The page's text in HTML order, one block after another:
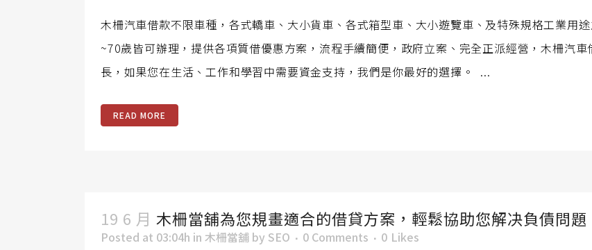
木柵汽車借款不限車種，各式轎車、大小貨車、各式箱型車、大小遊覽車、及特殊規格工業用
~70歲皆可辦理，提供各項質借優惠方案，流程手續簡便，政府立案、完全正派經營，木柵汽
長，如果您在生活、工作和學習中需要資金支持，我們是你最好的選擇。 ...
READ MORE
19 6 月 木柵當舖為您規畫適合的借貸方案，輕鬆協助您解决負債問題
Posted at 03:04h in 木柵當舖 by SEO 0 Comments 0 Likes